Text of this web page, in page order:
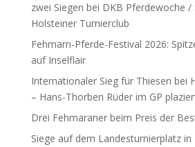
zwei Siegen bei DKB Pferdewoche /
Holsteiner Turnierclub
Fehmarn-Pferde-Festival 2026:
auf Inselflair
Internationaler Sieg für Thiesen bei
– Hans-Thorben Rüder im GP
Drei Fehmaraner beim Preis der
Siege auf dem Landesturnierplatz in